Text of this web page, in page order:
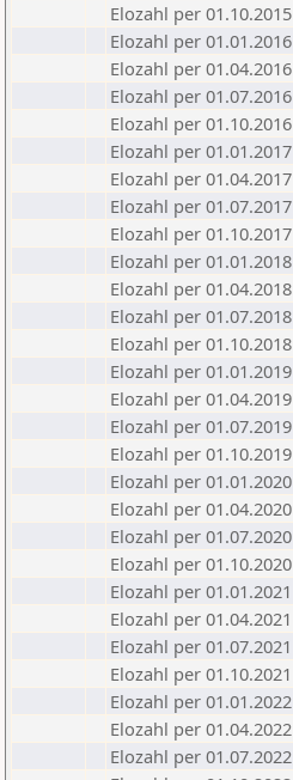
Elozahl per 01.10.2015
Elozahl per 01.01.2016
Elozahl per 01.04.2016
Elozahl per 01.07.2016
Elozahl per 01.10.2016
Elozahl per 01.01.2017
Elozahl per 01.04.2017
Elozahl per 01.07.2017
Elozahl per 01.10.2017
Elozahl per 01.01.2018
Elozahl per 01.04.2018
Elozahl per 01.07.2018
Elozahl per 01.10.2018
Elozahl per 01.01.2019
Elozahl per 01.04.2019
Elozahl per 01.07.2019
Elozahl per 01.10.2019
Elozahl per 01.01.2020
Elozahl per 01.04.2020
Elozahl per 01.07.2020
Elozahl per 01.10.2020
Elozahl per 01.01.2021
Elozahl per 01.04.2021
Elozahl per 01.07.2021
Elozahl per 01.10.2021
Elozahl per 01.01.2022
Elozahl per 01.04.2022
Elozahl per 01.07.2022